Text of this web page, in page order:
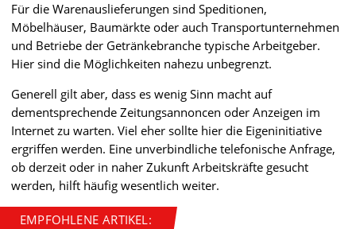
Für die Warenauslieferungen sind Speditionen,
Möbelhäuser, Baumärkte oder auch Transportunternehmen
und Betriebe der Getränkebranche typische Arbeitgeber.
Hier sind die Möglichkeiten nahezu unbegrenzt.
Generell gilt aber, dass es wenig Sinn macht auf
dementsprechende Zeitungsannoncen oder Anzeigen im
Internet zu warten. Viel eher sollte hier die Eigeninitiative
ergriffen werden. Eine unverbindliche telefonische Anfrage,
ob derzeit oder in naher Zukunft Arbeitskräfte gesucht
werden, hilft häufig wesentlich weiter.
EMPFOHLENE ARTIKEL: